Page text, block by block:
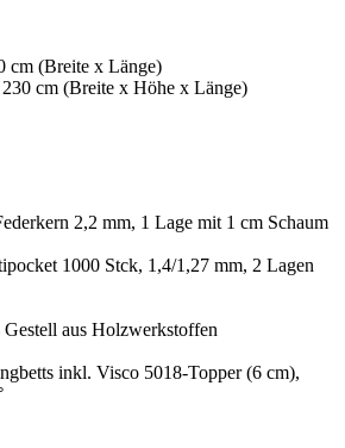
cm (Breite x Länge)
cm (Breite x Höhe x Länge)
2,2 mm, 1 Lage mit 1 cm Schaum
1000 Stck, 1,4/1,27 mm, 2 Lagen
aus Holzwerkstoffen
inkl. Visco 5018-Topper (6 cm),